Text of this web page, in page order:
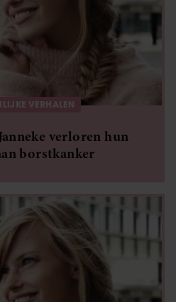
VERHALEN
verloren hun
borstkanker